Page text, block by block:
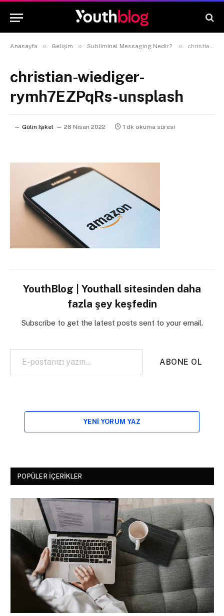
Anasayfa » Gelişim » Subliminal Messaging Nedir? » christian-wiediger-rymh7EZPqRs-unsplash
christian-wiediger-
rymh7EZPqRs-unsplash
Gülin Işıkel 28 Nisan 2022 1 dk okuma süresi
YouthBlog | Youthall sitesinden daha
fazla şey keşfedin
Subscribe to get the latest posts sent to your email.
E-postanızı yazın…
ABONE OL
YENI YORUM YAZ
POPÜLER İÇERIKLER